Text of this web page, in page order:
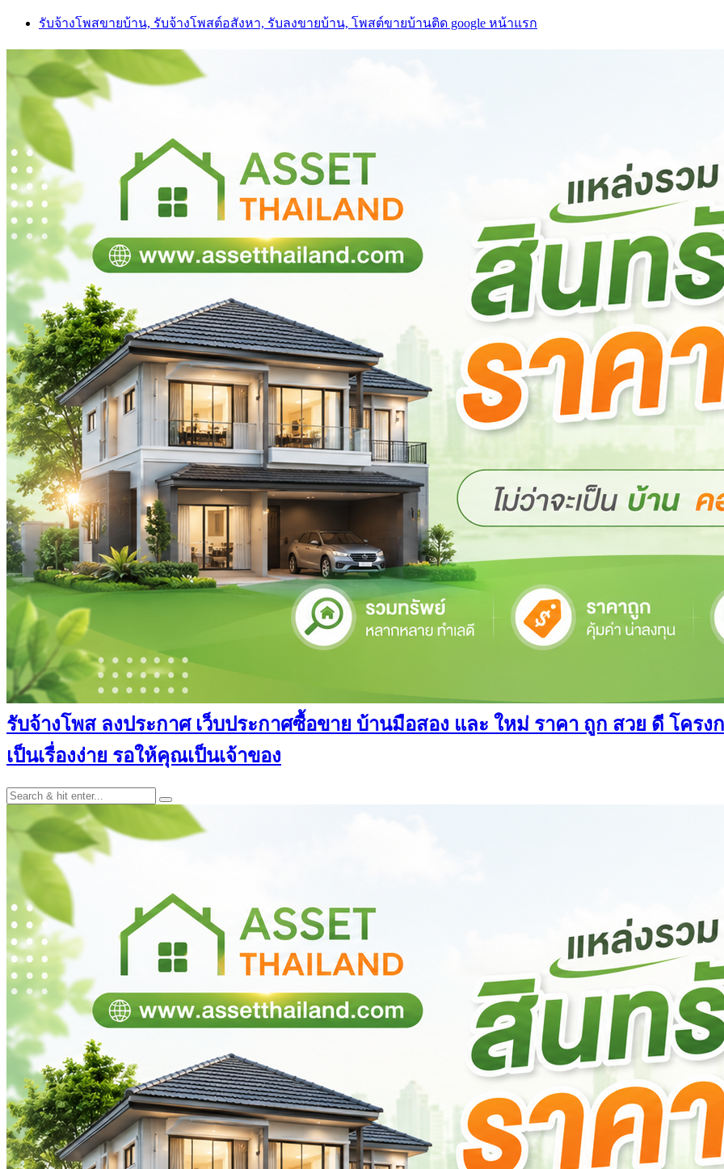
Skip
content
รับจ้างโพสขายบ้าน, รับจ้างโพสต์อสังหา, รับลงขายบ้าน, โพสต์ขายบ้านติด google หน้าแรก
รับจ้างโพส ลงประกาศ เว็บประกาศซื้อขาย บ้านมือสอง และ ใหม่ ราคา ถูก สวย ดี โคร
เป็นเรื่องง่าย รอให้คุณเป็นเจ้าของ